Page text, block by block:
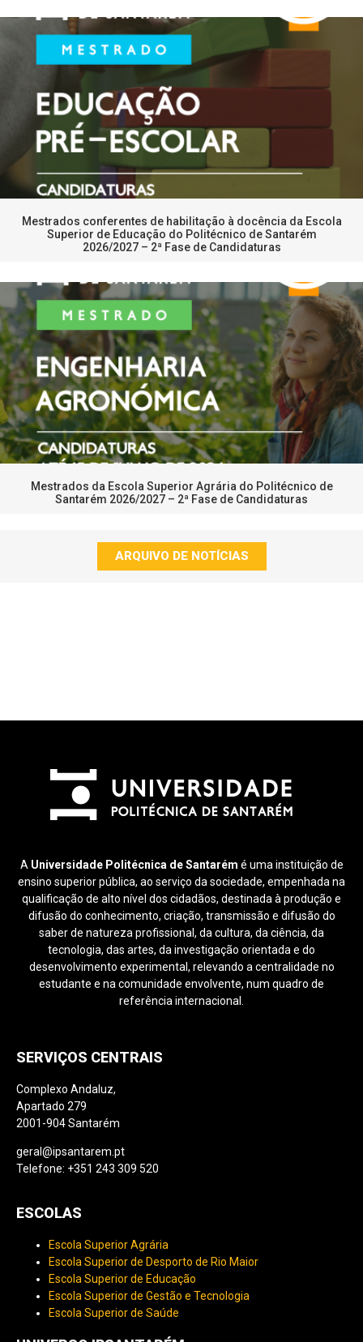
Mestrados conferentes de habilitação à docência da Escola
Superior de Educação do Politécnico de Santarém
2026/2027 – 2ª Fase de Candidaturas
Mestrados da Escola Superior Agrária do Politécnico de
Santarém 2026/2027 – 2ª Fase de Candidaturas
ARQUIVO DE NOTÍCIAS
A Universidade Politécnica de Santarém é uma instituição de
ensino superior pública, ao serviço da sociedade, empenhada na
qualificação de alto nível dos cidadãos, destinada à produção e
difusão do conhecimento, criação, transmissão e difusão do
saber de natureza profissional, da cultura, da ciência, da
tecnologia, das artes, da investigação orientada e do
desenvolvimento experimental, relevando a centralidade no
estudante e na comunidade envolvente, num quadro de
referência internacional.
SERVIÇOS CENTRAIS
Complexo Andaluz,
Apartado 279
2001-904 Santarém
geral@ipsantarem.pt
Telefone: +351 243 309 520
ESCOLAS
Escola Superior Agrária
Escola Superior de Desporto de Rio Maior
Escola Superior de Educação
Escola Superior de Gestão e Tecnologia
Escola Superior de Saúde